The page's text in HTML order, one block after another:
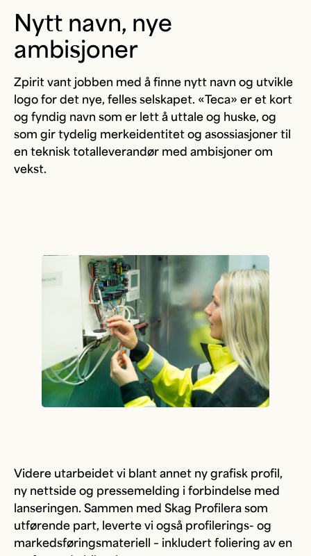
Nytt navn, nye
ambisjoner
Zpirit vant jobben med å finne nytt navn og utvikle
logo for det nye, felles selskapet. «Teca» er et kort
og fyndig navn som er lett å uttale og huske, og
som gir tydelig merkeidentitet og asossiasjoner til
en teknisk totalleverandør med ambisjoner om
vekst.
Videre utarbeidet vi blant annet ny grafisk profil,
ny nettside og pressemelding i forbindelse med
lanseringen. Sammen med Skag Profilera som
utførende part, leverte vi også profilerings- og
markedsføringsmateriell – inkludert foliering av en